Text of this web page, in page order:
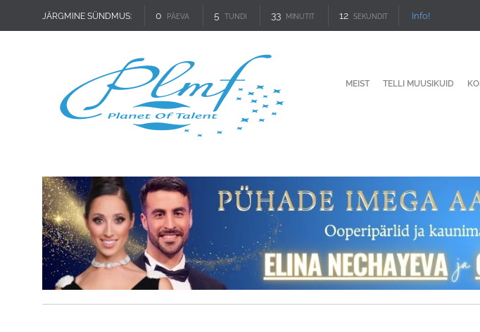
JÄRGMINE SÜNDMUS: 0 PÄEVA 5 TUNDI 33 MINUTIT 11 SEKUNDIT Info!
MEIST TELLI MUUSIKUID